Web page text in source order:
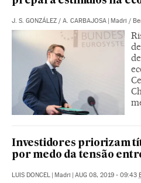
J. S. GONZÁLEZ / A. CARBAJOSA | Madri /
Investidores priorizam
por medo da tensão
LUIS DONCEL | Madri | AUG 08, 2019 - 09:43